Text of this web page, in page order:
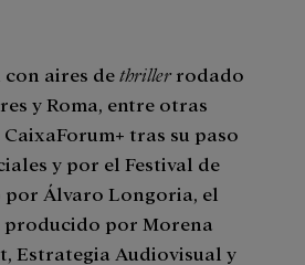
aires de thrillerrodado
y Roma, entre otras
tras su paso
y por el Festival de
Álvaro Longoria, el
producido por Morena
Estrategia Audiovisual y